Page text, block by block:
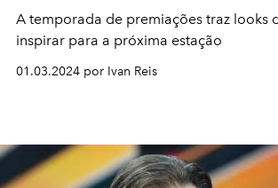
A temporada de premiações traz looks
inspirar para a próxima estação
01.03.2024 por Ivan Reis